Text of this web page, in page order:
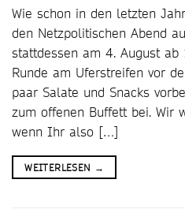
Wie schon in den letzten
den Netzpolitischen Abend
stattdessen am 4. August
Runde am Uferstreifen vor
paar Salate und Snacks
zum offenen Buffett bei. Wir
wenn Ihr also […]
WEITERLESEN →